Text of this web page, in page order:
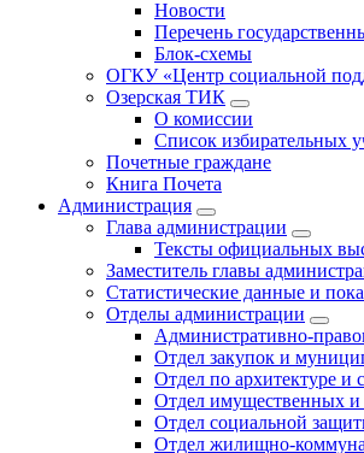
Новости
Перечень
Блок-схемы
ОГКУ «Центр социальной
Озерская ТИК
О комиссии
Список избирательных
Почетные граждане
Книга Почета
Администрация
Глава администрации
Тексты официальных
Заместитель главы
Статистические данные и
Отделы администрации
Административно-
Отдел закупок и
Отдел по архитектуре и
Отдел имущественных
Отдел социальной
Отдел жилищно-